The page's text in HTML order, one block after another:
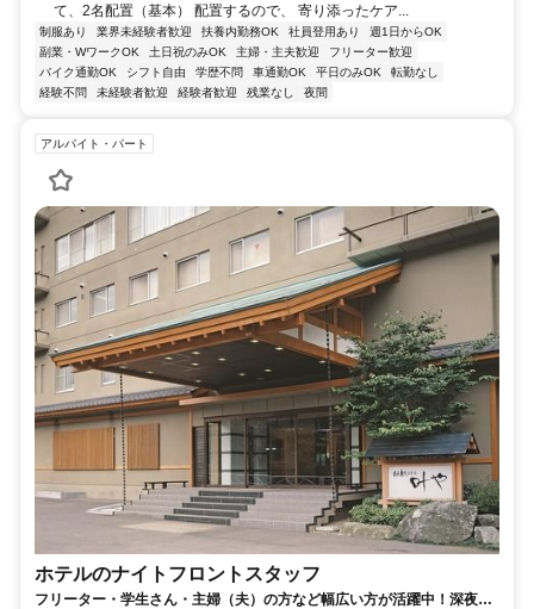
て、2名配置（基本） 配置するので、 寄り添ったケア...
制服あり 業界未経験者歓迎 扶養内勤務OK 社員登用あり
週1日からOK
副業・WワークOK
土日祝のみOK 主婦・主夫歓迎
フリーター歓迎
バイク通勤OK
シフト自由 学歴不問 車通勤OK 平日のみOK
転勤なし
経験不問
未経験者歓迎 経験者歓迎 残業なし 夜間
アルバイト・パート
ホテルのナイトフロントスタッフ
フリーター・学生さん・主婦（夫）の方など幅広い方が活躍中！深夜時